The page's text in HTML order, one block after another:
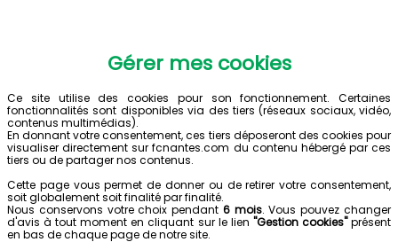
Gérer mes cookies
Ce site utilise des cookies pour son fonctionnement. Certaines
fonctionnalités sont disponibles via des tiers (réseaux sociaux, vidéo,
contenus multimédias).
En donnant votre consentement, ces tiers déposeront des cookies pour
visualiser directement sur fcnantes.com du contenu hébergé par ces
tiers ou de partager nos contenus.
Cette page vous permet de donner ou de retirer votre consentement,
soit globalement soit finalité par finalité.
Nous conservons votre choix pendant 6 mois. Vous pouvez changer
d'avis à tout moment en cliquant sur le lien "Gestion cookies"présent
en bas de chaque page de notre site.